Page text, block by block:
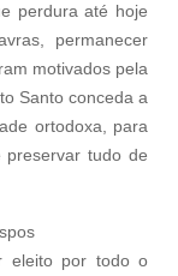
perdura até hoje
permanecer
motivados pela
Santo conceda a
ortodoxa, para
tudo de
eleito por todo o